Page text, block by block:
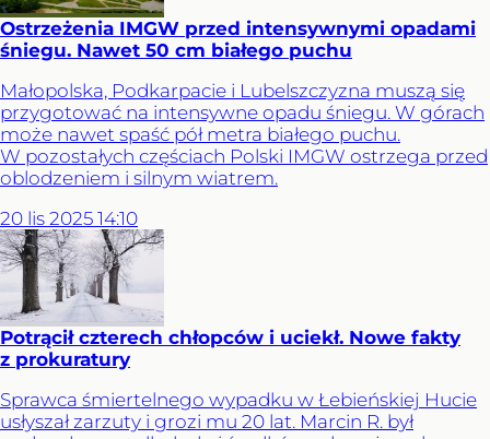
Ostrzeżenia IMGW przed intensywnymi opadami
śniegu. Nawet 50 cm białego puchu
Małopolska, Podkarpacie i Lubelszczyzna muszą się
przygotować na intensywne opadu śniegu. W górach
może nawet spaść pół metra białego puchu.
W pozostałych częściach Polski IMGW ostrzega przed
oblodzeniem i silnym wiatrem.
20 lis 2025 14:10
Potrącił czterech chłopców i uciekł. Nowe fakty
z prokuratury
Sprawca śmiertelnego wypadku w Łebieńskiej Hucie
usłyszał zarzuty i grozi mu 20 lat. Marcin R. był